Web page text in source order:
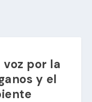
voz por la
y el